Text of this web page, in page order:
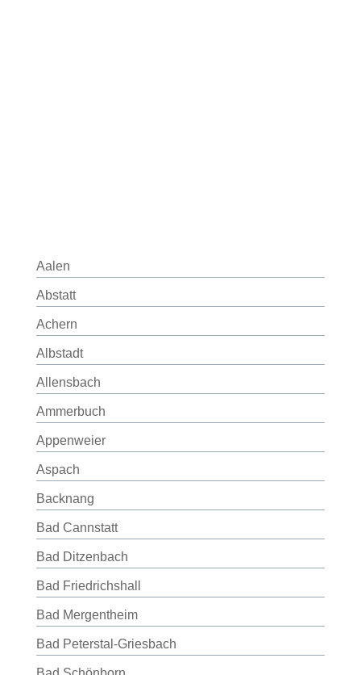
Aalen
Abstatt
Achern
Albstadt
Allensbach
Ammerbuch
Appenweier
Aspach
Backnang
Bad Cannstatt
Bad Ditzenbach
Bad Friedrichshall
Bad Mergentheim
Bad Peterstal-Griesbach